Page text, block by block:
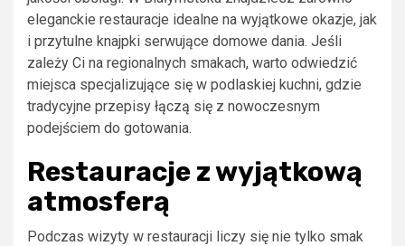
eleganckie restauracje idealne na wyjątkowe okazje, jak
i przytulne knajpki serwujące domowe dania. Jeśli
zależy Ci na regionalnych smakach, warto odwiedzić
miejsca specjalizujące się w podlaskiej kuchni, gdzie
tradycyjne przepisy łączą się z nowoczesnym
podejściem do gotowania.
Restauracje z wyjątkową
atmosferą
Podczas wizyty w restauracji liczy się nie tylko smak